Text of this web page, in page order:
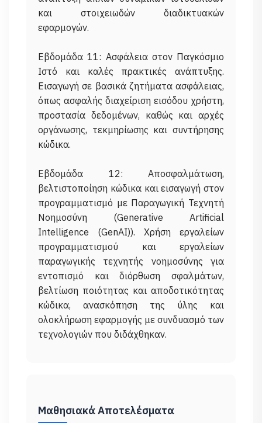
και στοιχειωδών διαδικτυακών
εφαρμογών.
Εβδομάδα 11: Ασφάλεια στον Παγκόσμιο
Ιστό και καλές πρακτικές ανάπτυξης.
Εισαγωγή σε βασικά ζητήματα ασφάλειας,
όπως ασφαλής διαχείριση εισόδου χρήστη,
προστασία δεδομένων, καθώς και αρχές
οργάνωσης, τεκμηρίωσης και συντήρησης
κώδικα.
Εβδομάδα 12: Αποσφαλμάτωση,
βελτιστοποίηση κώδικα και εισαγωγή στον
προγραμματισμό με Παραγωγική Τεχνητή
Νοημοσύνη (Generative Artificial
Intelligence (GenAI)). Χρήση εργαλείων
προγραμματισμού και εργαλείων
παραγωγικής τεχνητής νοημοσύνης για
εντοπισμό και διόρθωση σφαλμάτων,
βελτίωση ποιότητας και αποδοτικότητας
κώδικα, ανασκόπηση της ύλης και
ολοκλήρωση εφαρμογής με συνδυασμό των
Μαθησιακά Αποτελέσματα